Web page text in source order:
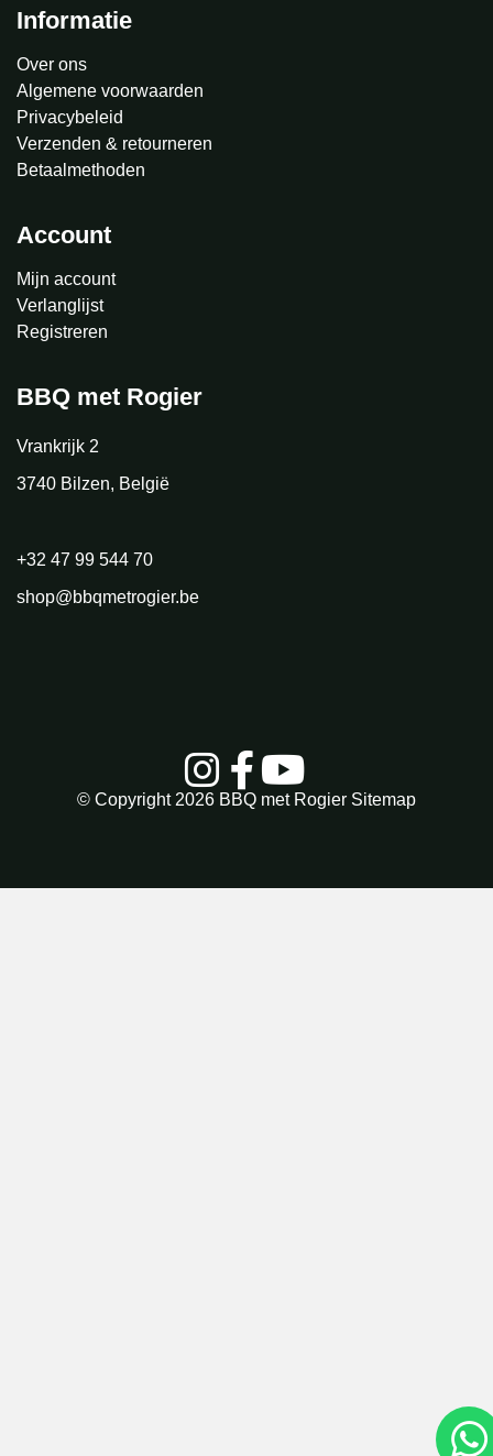
Informatie
Over ons
Algemene voorwaarden
Privacybeleid
Verzenden & retourneren
Betaalmethoden
Account
Mijn account
Verlanglijst
Registreren
BBQ met Rogier
Vrankrijk 2
3740 Bilzen, België
+32 47 99 544 70
shop@bbqmetrogier.be
© Copyright 2026 BBQ met Rogier Sitemap